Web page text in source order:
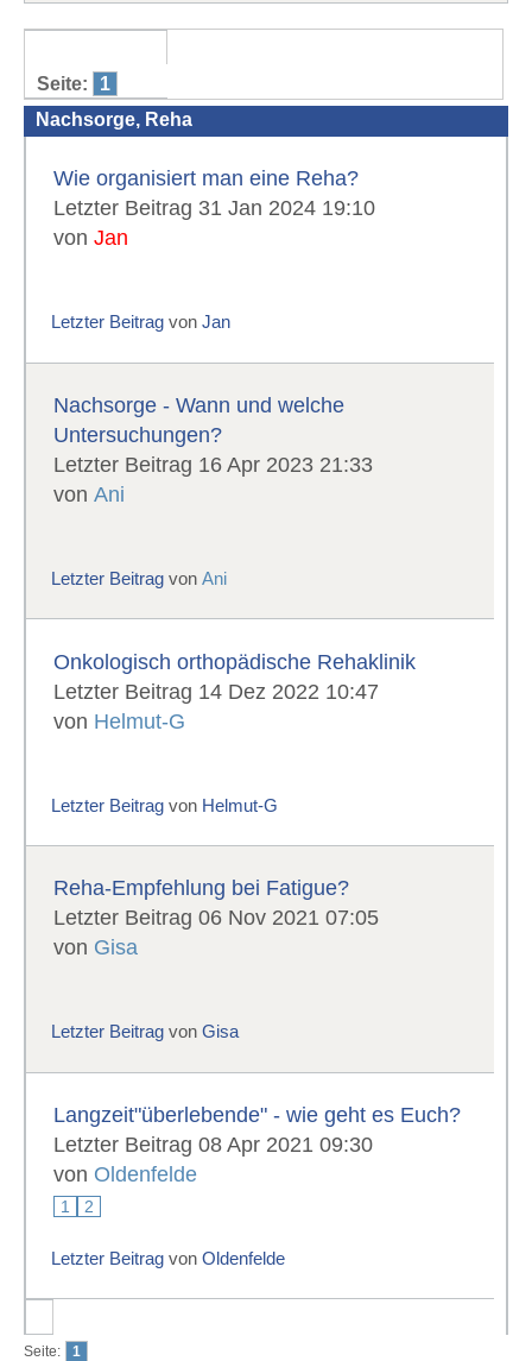
Seite:
1
Nachsorge, Reha
Wie organisiert man eine Reha?
Letzter Beitrag 31 Jan 2024 19:10
vonJan
Letzter Beitrag vonJan
Nachsorge - Wann und welche
Untersuchungen?
Letzter Beitrag 16 Apr 2023 21:33
vonAni
Letzter Beitrag vonAni
Onkologisch orthopädische Rehaklinik
Letzter Beitrag 14 Dez 2022 10:47
von Helmut-G
Letzter Beitrag von Helmut-G
Reha-Empfehlung bei Fatigue?
Letzter Beitrag 06 Nov 2021 07:05
von Gisa
Letzter Beitrag vonGisa
Langzeit"überlebende" - wie geht es Euch?
Letzter Beitrag 08 Apr 2021 09:30
von Oldenfelde
1 2
Letzter Beitrag vonOldenfelde
Seite: 1